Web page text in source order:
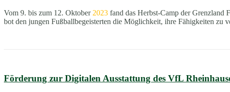
Vom 9. bis zum 12. Oktober 2023 fand das Herbst-Camp der Grenzland
bot den jungen Fußballbegeisterten die Möglichkeit, ihre Fähigkeiten zu
Förderung zur Digitalen Ausstattung des VfL